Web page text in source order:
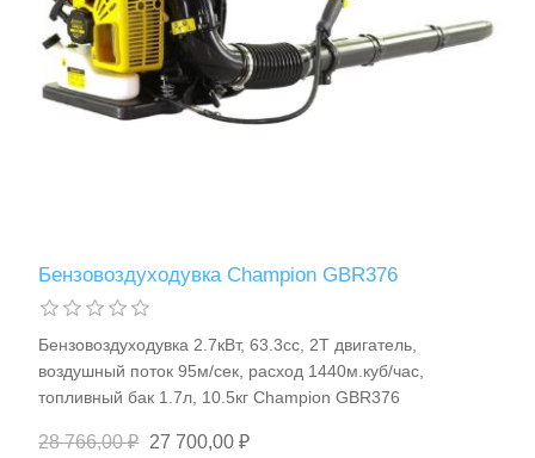
Бензовоздуходувка Champion GBR376
Бензовоздуходувка 2.7кВт, 63.3сс, 2Т двигатель,
воздушный поток 95м/сек, расход 1440м.куб/час,
топливный бак 1.7л, 10.5кг Champion GBR376
28 766,00 ₽ 27 700,00 ₽